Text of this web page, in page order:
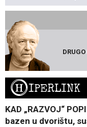
HIPERLINK
KAD „RAZVOJ“
bazen u dvorištu,